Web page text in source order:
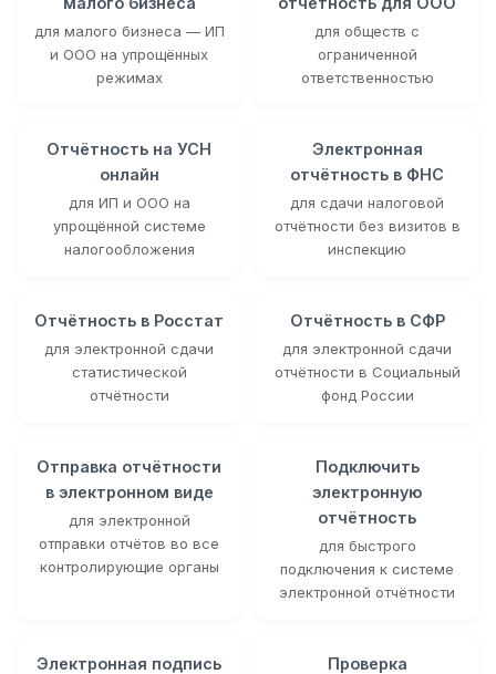
для малого бизнеса — ИП
и ООО на упрощённых
режимах
для обществ с
ограниченной
ответственностью
Отчётность на УСН
онлайн
для ИП и ООО на
упрощённой системе
налогообложения
Электронная
отчётность в ФНС
для сдачи налоговой
отчётности без визитов в
инспекцию
Отчётность в Росстат
для электронной сдачи
статистической
отчётности
Отчётность в СФР
для электронной сдачи
отчётности в Социальный
фонд России
Отправка отчётности
в электронном виде
для электронной
отправки отчётов во все
контролирующие органы
Подключить
электронную
отчётность
для быстрого
подключения к системе
электронной отчётности
Электронная подпись
Проверка